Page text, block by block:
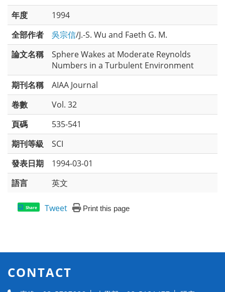
年度
1994
全部作者
吳宗信/J.-S. Wu and Faeth G. M.
論文名稱
Sphere Wakes at Moderate Reynolds
Numbers in a Turbulent Environment
期刊名稱
AIAA Journal
卷數
Vol. 32
頁碼
535-541
期刊等級
SCI
發表日期
1994-03-01
語言
英文
Share Tweet Print this page
CONTACT